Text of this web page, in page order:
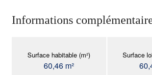
Informations
Surface habitable (m²)
60,46 m²
Surface